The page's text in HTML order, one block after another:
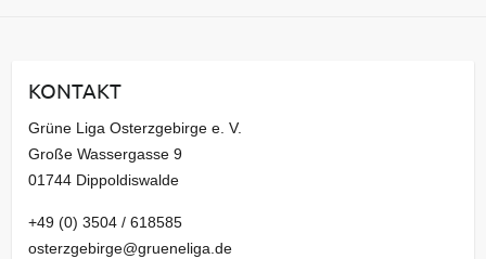
v
KONTAKT
Grüne Liga Osterzgebirge e. V.
Große Wassergasse 9
01744 Dippoldiswalde
+49 (0) 3504 / 618585
osterzgebirge@grueneliga.de